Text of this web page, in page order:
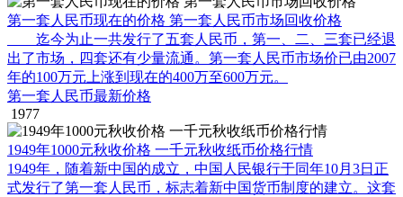
第一套人民币现在的价格 第一套人民币市场回收价格
迄今为止一共发行了五套人民币，第一、二、三套已经退
出了市场，四套还有少量流通。第一套人民币市场价已由2007
年的100万元上涨到现在的400万至600万元。
第一套人民币最新价格
1977
1949年1000元秋收价格 一千元秋收纸币价格行情
1949年，随着新中国的成立，中国人民银行于同年10月3日正
式发行了第一套人民币，标志着新中国货币制度的建立。这套